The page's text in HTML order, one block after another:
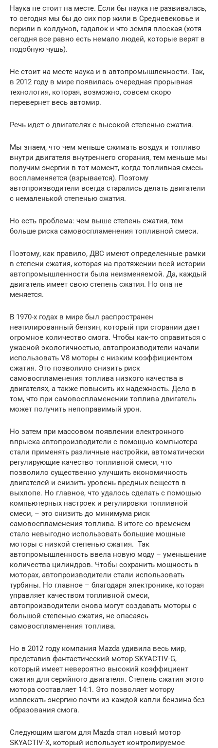
Наука не стоит на месте. Если бы наука не развивалась,
то сегодня мы бы до сих пор жили в Средневековье и
верили в колдунов, гадалок и что земля плоская (хотя
сегодня все равно есть немало людей, которые верят в
подобную чушь).
Не стоит на месте наука и в автопромышленности. Так,
в 2012 году в мире появилась очередная прорывная
технология, которая, возможно, совсем скоро
перевернет весь автомир.
Речь идет о двигателях с высокой степенью сжатия.
Мы знаем, что чем меньше сжимать воздух и топливо
внутри двигателя внутреннего сгорания, тем меньше мы
получим энергии в тот момент, когда топливная смесь
воспламеняется (взрывается). Поэтому
автопроизводители всегда старались делать двигатели
с немаленькой степенью сжатия.
Но есть проблема: чем выше степень сжатия, тем
больше риска самовоспламенения топливной смеси.
Поэтому, как правило, ДВС имеют определенные рамки
в степени сжатия, которая на протяжении всей истории
автопромышленности была неизменяемой. Да, каждый
двигатель имеет свою степень сжатия. Но она не
меняется.
В 1970-х годах в мире был распространен
неэтилированный бензин, который при сгорании дает
огромное количество смога. Чтобы как-то справиться с
ужасной экологичностью, автопроизводители начали
использовать V8 моторы с низким коэффициентом
сжатия. Это позволило снизить риск
самовоспламенения топлива низкого качества в
двигателях, а также повысить их надежность. Дело в
том, что при самовоспламенении топлива двигатель
может получить непоправимый урон.
Но затем при массовом появлении электронного
впрыска автопроизводители с помощью компьютера
стали применять различные настройки, автоматически
регулирующие качество топливной смеси, что
позволило существенно улучшить экономичность
двигателей и снизить уровень вредных веществ в
выхлопе. Но главное, что удалось сделать с помощью
компьютерных настроек и регулировки топливной
смеси, – это снизить до минимума риск
самовоспламенения топлива. В итоге со временем
стало невыгодно использовать большие мощные
моторы с низкой степенью сжатия. Так
автопромышленность ввела новую моду – уменьшение
количества цилиндров. Чтобы сохранить мощность в
моторах, автопроизводители стали использовать
турбины. Но главное – благодаря электронике, которая
управляет качеством топливной смеси,
автопроизводители снова могут создавать моторы с
большой степенью сжатия, не опасаясь
самовоспламенения топлива.
Но в 2012 году компания Mazda удивила весь мир,
представив фантастический мотор SKYACTIV-G,
который имеет невероятно высокий коэффициент
сжатия для серийного двигателя. Степень сжатия этого
мотора составляет 14:1. Это позволяет мотору
извлекать энергию почти из каждой капли бензина без
образования смога.
Следующим шагом для Mazda стал новый мотор
SKYACTIV-X, который использует контролируемое